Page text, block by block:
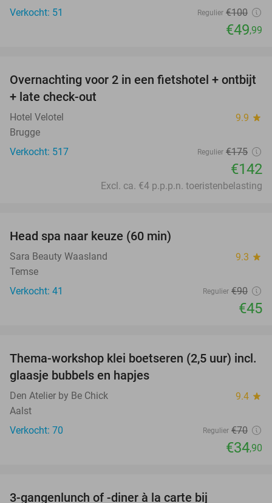
Verkocht: 51
Regulier €100
€49,99
19%
Overnachting voor 2 in een fietshotel + ontbijt
+ late check-out
Hotel Velotel 9.9 star
Brugge
Verkocht: 517
Regulier €175
€142
Excl. ca. €4 p.p.p.n. toeristenbelasting
Head spa naar keuze (60 min)
Sara Beauty Waasland 9.3 star
Temse
Verkocht: 41
Regulier €90
€45
50%
Thema-workshop klei boetseren (2,5 uur) incl.
glaasje bubbels en hapjes
Den Atelier by Be Chick 9.4 star
Aalst
Verkocht: 70
Regulier €70
€34,90
3-gangenlunch of -diner à la carte bij